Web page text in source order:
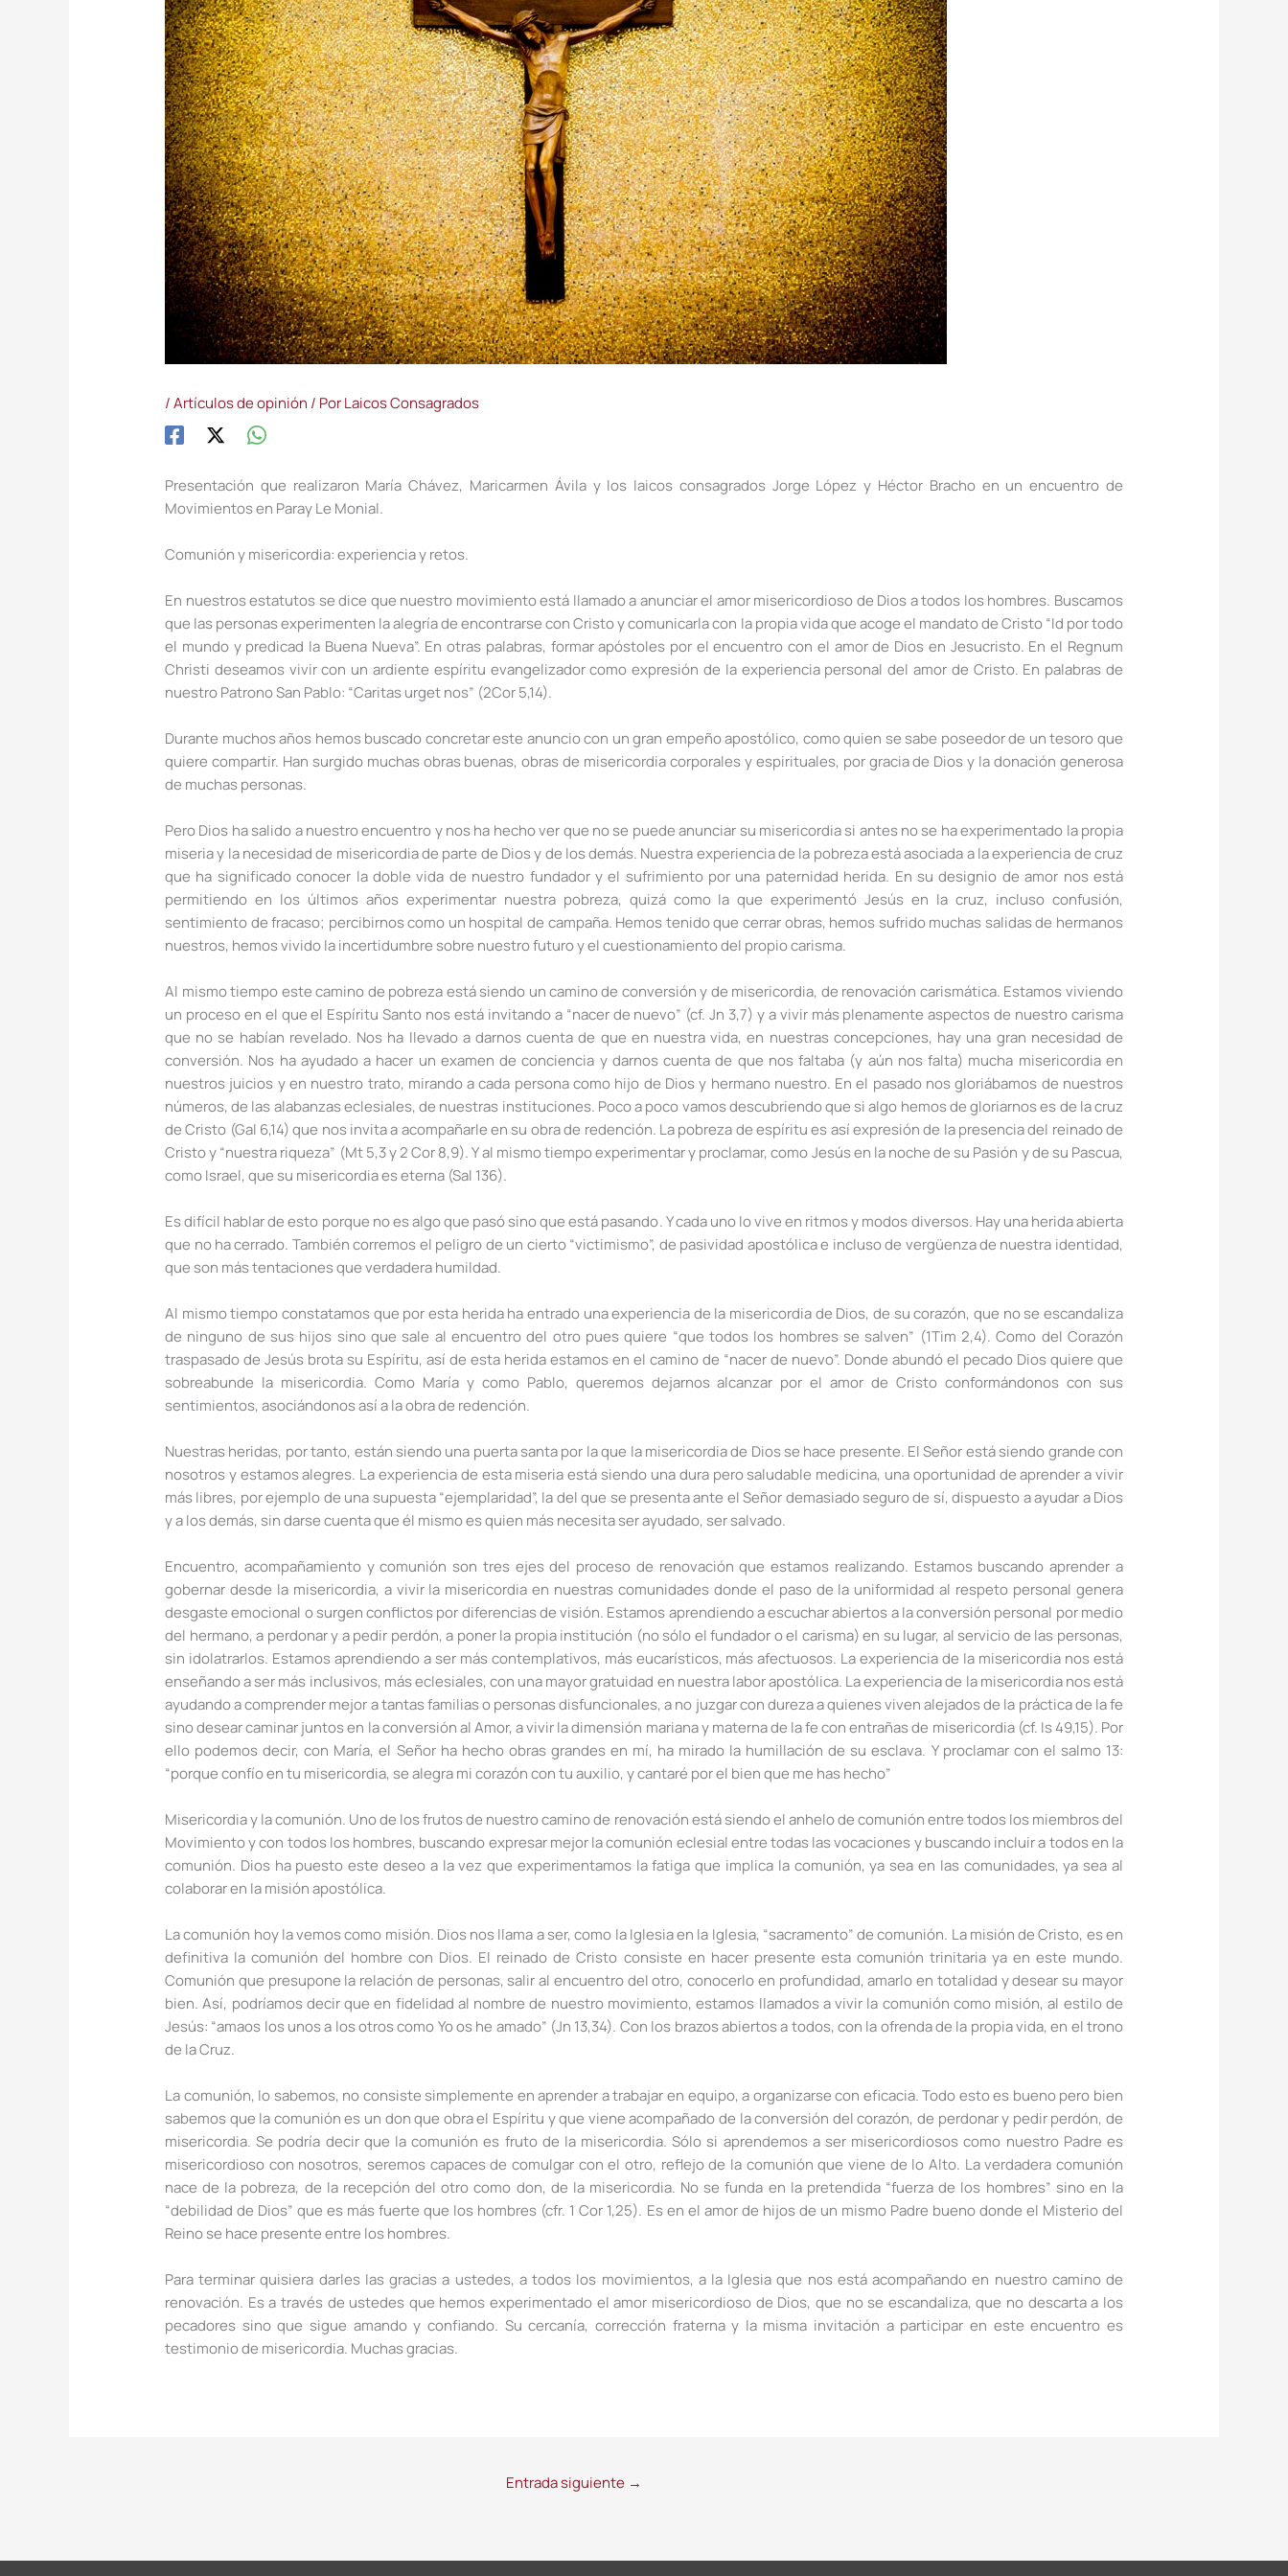
/Artículos de opinión / PorLaicos Consagrados
Presentación que realizaron María Chávez, Maricarmen Ávila y los laicos consagrados Jorge López y Héctor Bracho en un encuentro de
Movimientos en Paray Le Monial.
Comunión y misericordia: experiencia y retos.
En nuestros estatutos se dice que nuestro movimiento está llamado a anunciar el amor misericordioso de Dios a todos los hombres. Buscamos
que las personas experimenten la alegría de encontrarse con Cristo y comunicarla con la propia vida que acoge el mandato de Cristo “Id por todo
el mundo y predicad la Buena Nueva”. En otras palabras, formar apóstoles por el encuentro con el amor de Dios en Jesucristo. En el Regnum
Christi deseamos vivir con un ardiente espíritu evangelizador como expresión de la experiencia personal del amor de Cristo. En palabras de
nuestro Patrono San Pablo: “Caritas urget nos” (2Cor 5,14).
Durante muchos años hemos buscado concretar este anuncio con un gran empeño apostólico, como quien se sabe poseedor de un tesoro que
quiere compartir. Han surgido muchas obras buenas, obras de misericordia corporales y espirituales, por gracia de Dios y la donación generosa
de muchas personas.
Pero Dios ha salido a nuestro encuentro y nos ha hecho ver que no se puede anunciar su misericordia si antes no se ha experimentado la propia
miseria y la necesidad de misericordia de parte de Dios y de los demás. Nuestra experiencia de la pobreza está asociada a la experiencia de cruz
que ha significado conocer la doble vida de nuestro fundador y el sufrimiento por una paternidad herida. En su designio de amor nos está
permitiendo en los últimos años experimentar nuestra pobreza, quizá como la que experimentó Jesús en la cruz, incluso confusión,
sentimiento de fracaso; percibirnos como un hospital de campaña. Hemos tenido que cerrar obras, hemos sufrido muchas salidas de hermanos
nuestros, hemos vivido la incertidumbre sobre nuestro futuro y el cuestionamiento del propio carisma.
Al mismo tiempo este camino de pobreza está siendo un camino de conversión y de misericordia, de renovación carismática. Estamos viviendo
un proceso en el que el Espíritu Santo nos está invitando a “nacer de nuevo” (cf. Jn 3,7) y a vivir más plenamente aspectos de nuestro carisma
que no se habían revelado. Nos ha llevado a darnos cuenta de que en nuestra vida, en nuestras concepciones, hay una gran necesidad de
conversión. Nos ha ayudado a hacer un examen de conciencia y darnos cuenta de que nos faltaba (y aún nos falta) mucha misericordia en
nuestros juicios y en nuestro trato, mirando a cada persona como hijo de Dios y hermano nuestro. En el pasado nos gloriábamos de nuestros
números, de las alabanzas eclesiales, de nuestras instituciones. Poco a poco vamos descubriendo que si algo hemos de gloriarnos es de la cruz
de Cristo (Gal 6,14) que nos invita a acompañarle en su obra de redención. La pobreza de espíritu es así expresión de la presencia del reinado de
Cristo y “nuestra riqueza” (Mt 5,3 y 2 Cor 8,9). Y al mismo tiempo experimentar y proclamar, como Jesús en la noche de su Pasión y de su Pascua,
como Israel, que su misericordia es eterna (Sal 136).
Es difícil hablar de esto porque no es algo que pasó sino que está pasando. Y cada uno lo vive en ritmos y modos diversos. Hay una herida abierta
que no ha cerrado. También corremos el peligro de un cierto “victimismo”, de pasividad apostólica e incluso de vergüenza de nuestra identidad,
que son más tentaciones que verdadera humildad.
Al mismo tiempo constatamos que por esta herida ha entrado una experiencia de la misericordia de Dios, de su corazón, que no se escandaliza
de ninguno de sus hijos sino que sale al encuentro del otro pues quiere “que todos los hombres se salven” (1Tim 2,4). Como del Corazón
traspasado de Jesús brota su Espíritu, así de esta herida estamos en el camino de “nacer de nuevo”. Donde abundó el pecado Dios quiere que
sobreabunde la misericordia. Como María y como Pablo, queremos dejarnos alcanzar por el amor de Cristo conformándonos con sus
sentimientos, asociándonos así a la obra de redención.
Nuestras heridas, por tanto, están siendo una puerta santa por la que la misericordia de Dios se hace presente. El Señor está siendo grande con
nosotros y estamos alegres. La experiencia de esta miseria está siendo una dura pero saludable medicina, una oportunidad de aprender a vivir
más libres, por ejemplo de una supuesta “ejemplaridad”, la del que se presenta ante el Señor demasiado seguro de sí, dispuesto a ayudar a Dios
y a los demás, sin darse cuenta que él mismo es quien más necesita ser ayudado, ser salvado.
Encuentro, acompañamiento y comunión son tres ejes del proceso de renovación que estamos realizando. Estamos buscando aprender a
gobernar desde la misericordia, a vivir la misericordia en nuestras comunidades donde el paso de la uniformidad al respeto personal genera
desgaste emocional o surgen conflictos por diferencias de visión. Estamos aprendiendo a escuchar abiertos a la conversión personal por medio
del hermano, a perdonar y a pedir perdón, a poner la propia institución (no sólo el fundador o el carisma) en su lugar, al servicio de las personas,
sin idolatrarlos. Estamos aprendiendo a ser más contemplativos, más eucarísticos, más afectuosos. La experiencia de la misericordia nos está
enseñando a ser más inclusivos, más eclesiales, con una mayor gratuidad en nuestra labor apostólica. La experiencia de la misericordia nos está
ayudando a comprender mejor a tantas familias o personas disfuncionales, a no juzgar con dureza a quienes viven alejados de la práctica de la fe
sino desear caminar juntos en la conversión al Amor, a vivir la dimensión mariana y materna de la fe con entrañas de misericordia (cf. Is 49,15). Por
ello podemos decir, con María, el Señor ha hecho obras grandes en mí, ha mirado la humillación de su esclava. Y proclamar con el salmo 13:
“porque confío en tu misericordia, se alegra mi corazón con tu auxilio, y cantaré por el bien que me has hecho”
Misericordia y la comunión. Uno de los frutos de nuestro camino de renovación está siendo el anhelo de comunión entre todos los miembros del
Movimiento y con todos los hombres, buscando expresar mejor la comunión eclesial entre todas las vocaciones y buscando incluir a todos en la
comunión. Dios ha puesto este deseo a la vez que experimentamos la fatiga que implica la comunión, ya sea en las comunidades, ya sea al
colaborar en la misión apostólica.
La comunión hoy la vemos como misión. Dios nos llama a ser, como la Iglesia en la Iglesia, “sacramento” de comunión. La misión de Cristo, es en
definitiva la comunión del hombre con Dios. El reinado de Cristo consiste en hacer presente esta comunión trinitaria ya en este mundo.
Comunión que presupone la relación de personas, salir al encuentro del otro, conocerlo en profundidad, amarlo en totalidad y desear su mayor
bien. Así, podríamos decir que en fidelidad al nombre de nuestro movimiento, estamos llamados a vivir la comunión como misión, al estilo de
Jesús: “amaos los unos a los otros como Yo os he amado” (Jn 13,34). Con los brazos abiertos a todos, con la ofrenda de la propia vida, en el trono
de la Cruz.
La comunión, lo sabemos, no consiste simplemente en aprender a trabajar en equipo, a organizarse con eficacia. Todo esto es bueno pero bien
sabemos que la comunión es un don que obra el Espíritu y que viene acompañado de la conversión del corazón, de perdonar y pedir perdón, de
misericordia. Se podría decir que la comunión es fruto de la misericordia. Sólo si aprendemos a ser misericordiosos como nuestro Padre es
misericordioso con nosotros, seremos capaces de comulgar con el otro, reflejo de la comunión que viene de lo Alto. La verdadera comunión
nace de la pobreza, de la recepción del otro como don, de la misericordia. No se funda en la pretendida “fuerza de los hombres” sino en la
“debilidad de Dios” que es más fuerte que los hombres (cfr. 1 Cor 1,25). Es en el amor de hijos de un mismo Padre bueno donde el Misterio del
Reino se hace presente entre los hombres.
Para terminar quisiera darles las gracias a ustedes, a todos los movimientos, a la Iglesia que nos está acompañando en nuestro camino de
renovación. Es a través de ustedes que hemos experimentado el amor misericordioso de Dios, que no se escandaliza, que no descarta a los
pecadores sino que sigue amando y confiando. Su cercanía, corrección fraterna y la misma invitación a participar en este encuentro es
testimonio de misericordia. Muchas gracias.
Entrada siguiente →